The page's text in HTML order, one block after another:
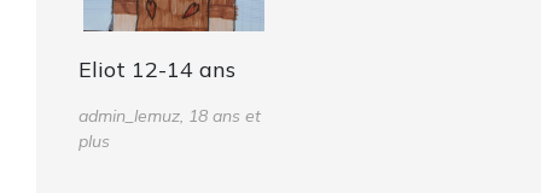
Eliot 12-14 ans
admin_lemuz, 18 ans et
plus